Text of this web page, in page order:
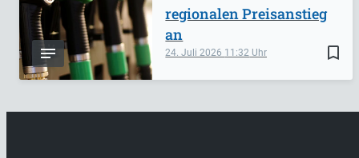
bookmark_border
24. Juli 2026 11:32
regionalen Preisanstieg
an